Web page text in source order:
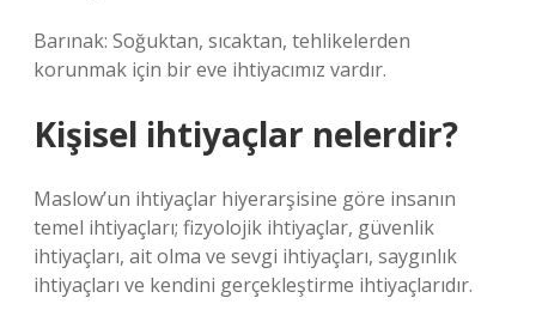
Barınak: Soğuktan, sıcaktan, tehlikelerden
korunmak için bir eve ihtiyacımız vardır.
Kişisel ihtiyaçlar nelerdir?
Maslow’un ihtiyaçlar hiyerarşisine göre insanın
temel ihtiyaçları; fizyolojik ihtiyaçlar, güvenlik
ihtiyaçları, ait olma ve sevgi ihtiyaçları, saygınlık
ihtiyaçları ve kendini gerçekleştirme ihtiyaçlarıdır.